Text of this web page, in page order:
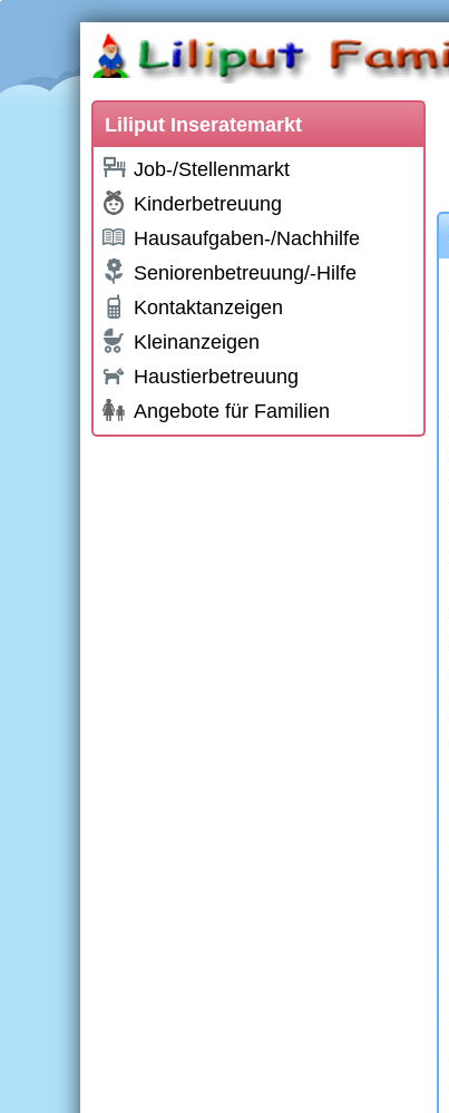
Liliput Inseratemarkt
Job-/Stellenmarkt
Kinderbetreuung
Hausaufgaben-/Nachhilfe
Seniorenbetreuung/-Hilfe
Kontaktanzeigen
Kleinanzeigen
Haustierbetreuung
Angebote für Familien